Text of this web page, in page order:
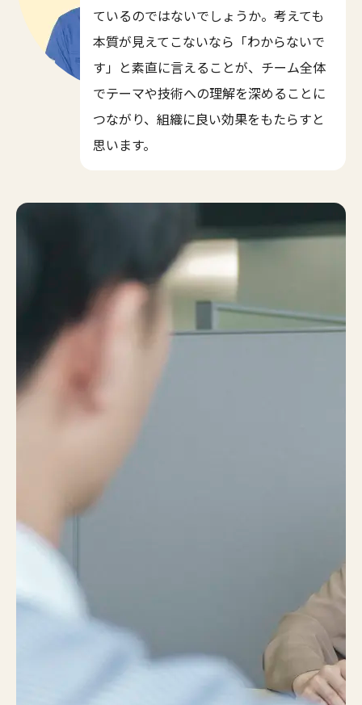
ているのではないでしょうか。考えても
本質が見えてこないなら「わからないで
す」と素直に言えることが、チーム全体
でテーマや技術への理解を深めることに
つながり、組織に良い効果をもたらすと
思います。